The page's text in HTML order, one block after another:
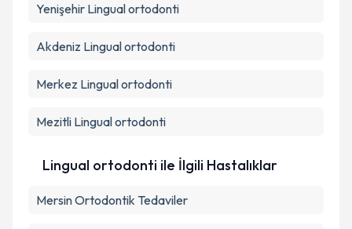
Kişisel verilerimin işlenmesine ilişkin
kapsamda işlenmesini kabul ediyorum.
Takvim Talebini Gönder
Yenişehir Lingual ortodonti
Akdeniz Lingual ortodonti
Merkez Lingual ortodonti
Mezitli Lingual ortodonti
Lingual ortodonti ile İlgili Hastalıklar
Mersin Ortodontik Tedaviler